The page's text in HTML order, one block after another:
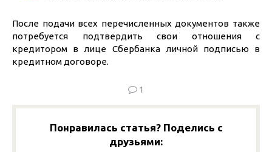
После подачи всех перечисленных документов также
потребуется подтвердить свои отношения с
кредитором в лице Сбербанка личной подписью в
кредитном договоре.
1
Понравилась статья? Поделись с
друзьями: